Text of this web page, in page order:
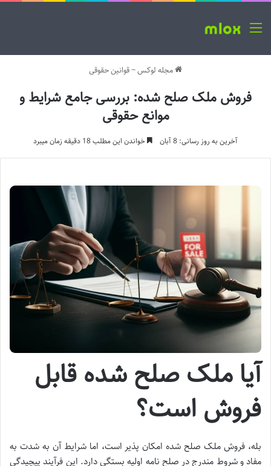
منو
مجله لوکس~قوانین حقوقی
فروش ملک صلح شده: بررسی جامع شرایط و
موانع حقوقی
آخرین به روز رسانی: 8 آبان خواندن این مطلب 18 دقیقه زمان میبرد
آیا ملک صلح شده قابل
فروش است؟
بله، فروش ملک صلح شده امکان پذیر است، اما شرایط آن به شدت به
مفاد و شروط مندرج در صلح نامه اولیه بستگی دارد. این فرآیند پیچیدگی